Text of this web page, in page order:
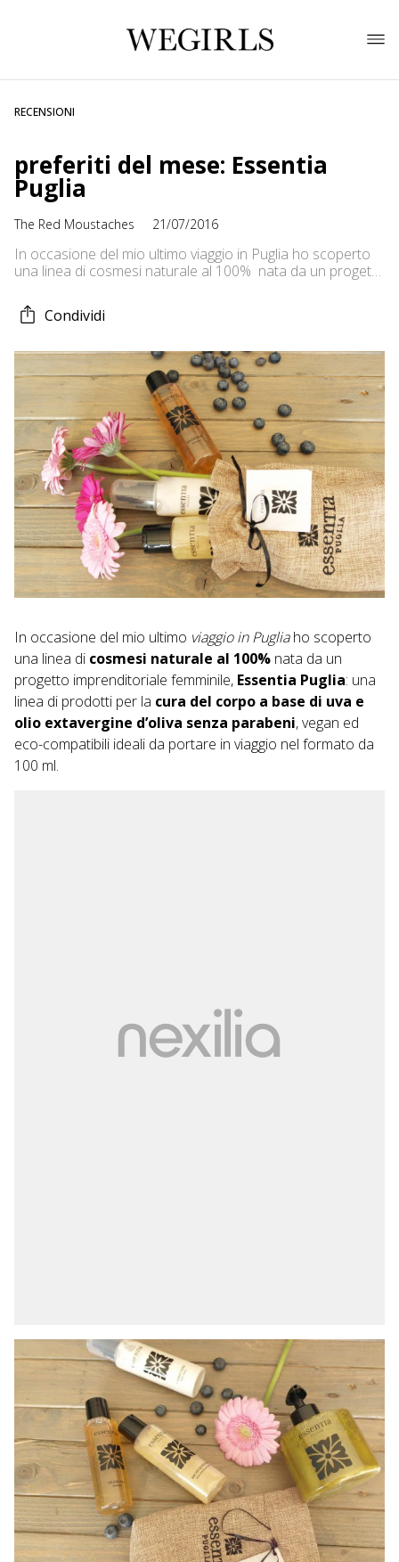
RECENSIONI
preferiti del mese: Essentia
Puglia
The Red Moustaches 21/07/2016
In occasione del mio ultimo viaggio in Puglia ho scoperto
una linea di cosmesi naturale al 100% nata da un progetto
prodotti per la cura del corpo a base di uva e olio
extavergine d’oliva senza parabeni, vegan ed eco-
Condividi
In occasione del mio ultimo viaggio in Pugliaho scoperto
una linea di cosmesi naturale al 100% nata da un
progetto imprenditoriale femminile, Essentia Puglia: una
linea di prodotti per la cura del corpo a base di uva e
olio extavergine d’oliva senza parabeni, vegan ed
eco-compatibili ideali da portare in viaggio nel formato da
100 ml.